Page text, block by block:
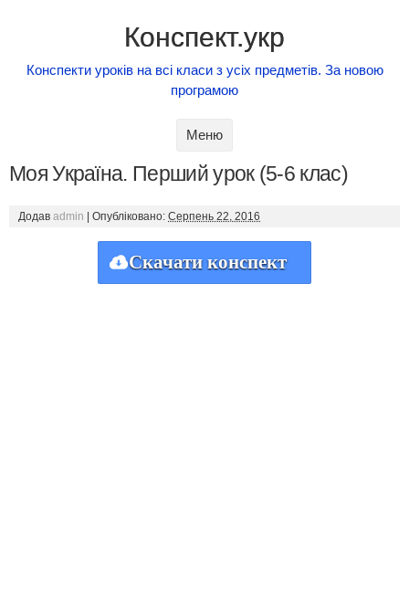
Конспект.укр
Конспекти уроків на всі класи з усіх предметів. За новою
програмою
Меню
Моя Україна. Перший урок (5-6 клас)
Додав admin Опубліковано: Серпень 22, 2016
Скачати конспект